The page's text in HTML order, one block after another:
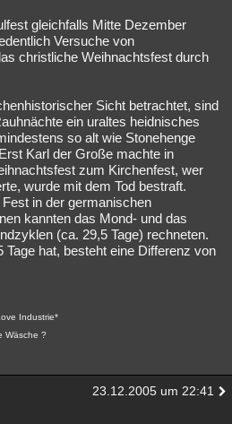
gleichfalls Mitte Dezember
Versuche von
christliche Weihnachtsfest durch
Sicht betrachtet, sind
ein uraltes heidnisches
so alt wie Stonehenge
Karl der Große machte in
zum Kirchenfest, wer
wurde mit dem Tod bestraft.
in der germanischen
kannten das Mond- und das
(ca. 29,5 Tage) rechneten.
Tage hat, besteht eine Differenz von
Industrie*
Wäsche ?
23.12.2005 um 22:41